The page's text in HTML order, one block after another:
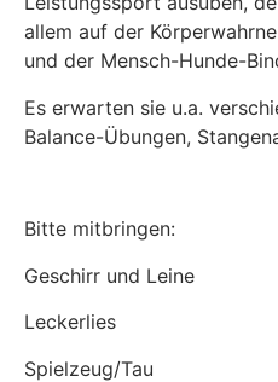
allem auf der
und der Mensch-Hunde-
Es erwarten sie u.a.
Balance-Übungen,
Bitte mitbringen:
Geschirr und Leine
Leckerlies
Spielzeug/Tau